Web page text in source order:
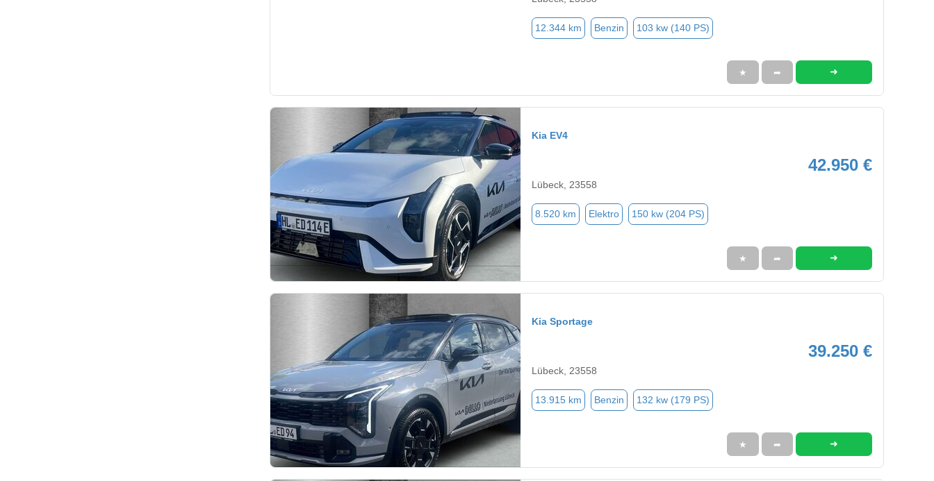
12.344 km Benzin 103 kw (140 PS)
★ ➦ ➜
Kia EV4
42.950 €
Lübeck, 23558
8.520 km Elektro 150 kw (204 PS)
★ ➦ ➜
Kia Sportage
39.250 €
Lübeck, 23558
13.915 km Benzin 132 kw (179 PS)
★ ➦ ➜